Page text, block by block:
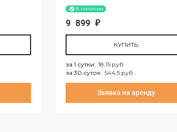
В наличии
9 899 ₽
КУПИТЬ
за 1 сутки: 18,15 руб
за 30 суток: 544,5 руб
за 30 суток: 544,5 руб
Заявка на аренду